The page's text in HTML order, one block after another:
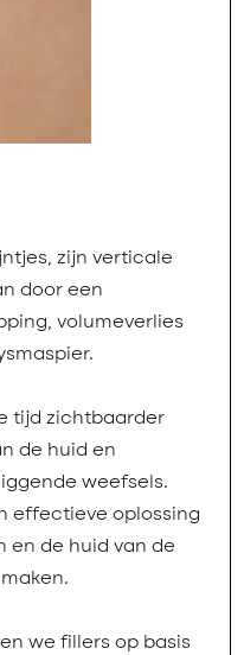
zijn verticale
door een
volumeverlies
tijd zichtbaarder
de huid en
weefsels.
effectieve oplossing
en de huid van de
we fillers op basis